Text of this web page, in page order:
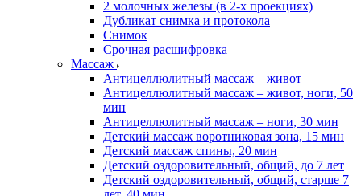
2 молочных железы (в 2-х проекциях)
Дубликат снимка и протокола
Снимок
Срочная расшифровка
Массаж
Антицеллюлитный массаж – живот
Антицеллюлитный массаж – живот, ноги, 50
мин
Антицеллюлитный массаж – ноги, 30 мин
Детский массаж воротниковая зона, 15 мин
Детский массаж спины, 20 мин
Детский оздоровительный, общий, до 7 лет
Детский оздоровительный, общий, старше 7